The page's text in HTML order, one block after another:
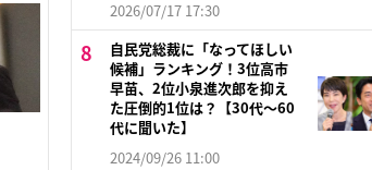
2026/07/17 17:30
自民党総裁に「なってほしい
候補」ランキング！3位高市
早苗、2位小泉進次郎を抑え
た圧倒的1位は？【30代〜60
代に聞いた】
2024/09/26 11:00